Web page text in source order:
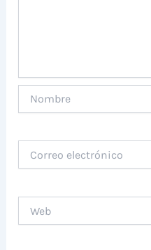
electrónico